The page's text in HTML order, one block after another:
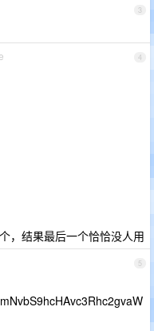
3
4
，结果最后一个恰恰没人用
5